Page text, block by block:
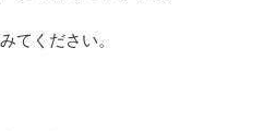
てください。